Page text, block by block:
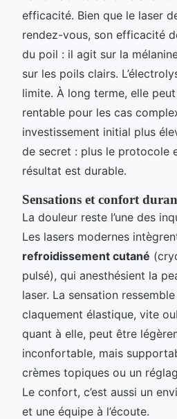
efficacité. Bien que le laser
rendez-vous, son efficacité
du poil : il agit sur la
sur les poils clairs.
limite. À long terme, elle peut
rentable pour les cas
investissement initial plus
de secret : plus le protocole
résultat est durable.
Sensations et confort
La douleur reste l’une des
Les lasers modernes
refroidissement cutané
pulsé), qui anesthésient la
laser. La sensation
claquement élastique, vite
quant à elle, peut être
inconfortable, mais
crèmes topiques ou un
Le confort, c’est aussi un
et une équipe à l’écoute.